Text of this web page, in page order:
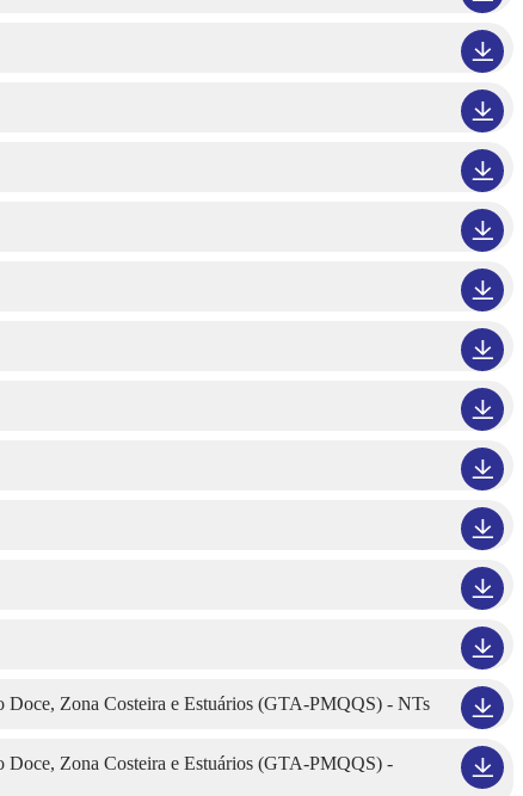
Doce, Zona Costeira e Estuários (GTA-PMQQS) - NTs
Doce, Zona Costeira e Estuários (GTA-PMQQS) -